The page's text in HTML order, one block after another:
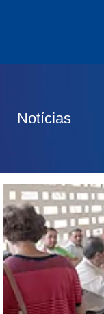
Notícias